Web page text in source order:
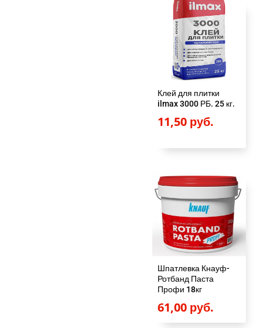
с
в
я
9
,
8
0
р
у
.
Клей для плитки
ilmax 3000 РБ. 25 кг.
11,50 руб.
Шпатлевка Кнауф-
Ротбанд Паста
Профи 18кг
61,00 руб.